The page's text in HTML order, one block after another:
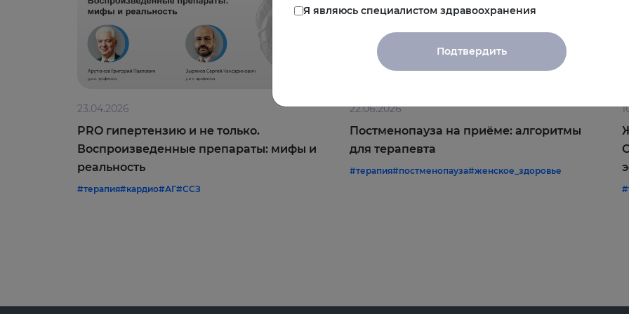
22.06.2026
Постменопауза на приёме: алгоритмы
для терапевта
#терапия#постменопауза#женское_здоровье
23.04.2026
PRO гипертензию и не только.
Воспроизведенные препараты: мифы и
реальность
#терапия#кардио#АГ#ССЗ
Я являюсь специалистом здравоохранения
Подтвердить